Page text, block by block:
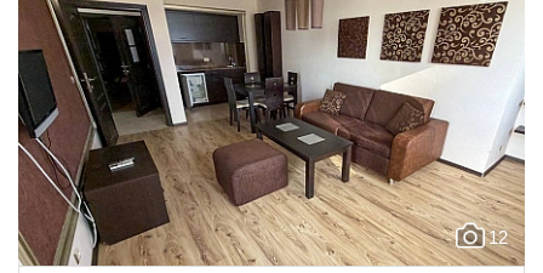
12